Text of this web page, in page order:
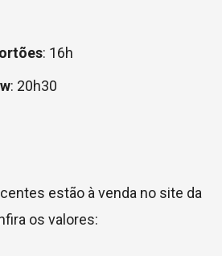
: 16h
: 20h30
estão à venda no site da
os valores: